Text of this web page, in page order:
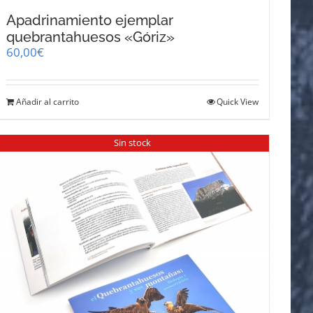
Apadrinamiento ejemplar
quebrantahuesos «Góriz»
60,00€
Añadir al carrito Quick View
Sin stock